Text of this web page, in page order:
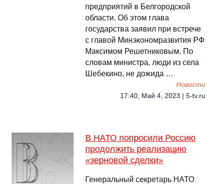
предприятий в Белгородской
области. Об этом глава
государства заявил при встрече
с главой Минэкономразвития РФ
Максимом Решетниковым. По
словам министра, люди из села
Шебекино, не дожида …
Новости
17:40, Май 4, 2023 | 5-tv.ru
В НАТО попросили Россию
продолжить реализацию
«зерновой сделки»
Генеральный секретарь НАТО